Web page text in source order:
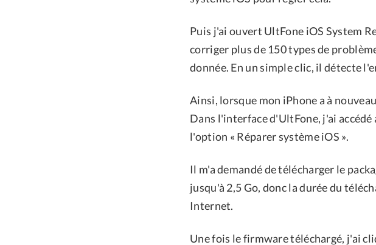
Puis j'ai ouvert UltFone iOS System
corriger plus de 150 types de
donnée. En un simple clic, il détecte
Ainsi, lorsque mon iPhone a à
Dans l'interface d'UltFone, j'ai
l'option « Réparer système iOS ».
Il m'a demandé de télécharger le
jusqu'à 2,5 Go, donc la durée du
Internet.
Une fois le firmware téléchargé, j'ai